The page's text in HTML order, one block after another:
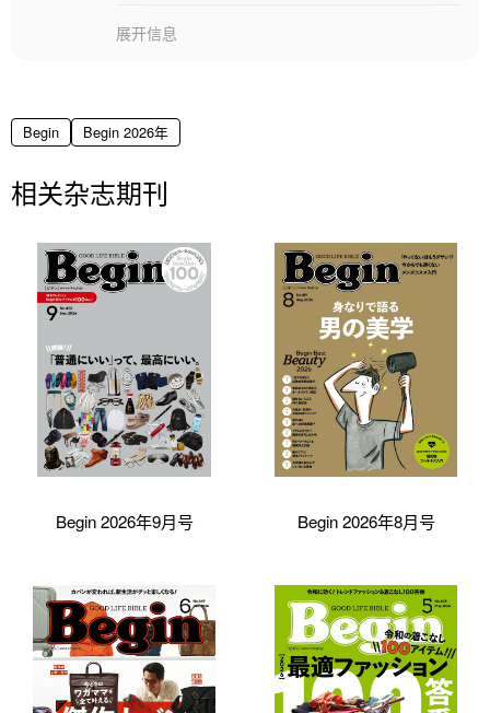
展开信息
Begin Begin 2026年
相关杂志期刊
Begin 2026年9月号 Begin 2026年8月号